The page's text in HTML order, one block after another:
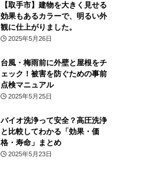
【取手市】建物を大きく見せる
効果もあるカラーで、明るい外
観に仕上がりました。
2025年5月26日
台風・梅雨前に外壁と屋根をチ
ェック！被害を防ぐための事前
点検マニュアル
2025年5月25日
バイオ洗浄って安全？高圧洗浄
と比較してわかる「効果・価
格・寿命」まとめ
2025年5月23日